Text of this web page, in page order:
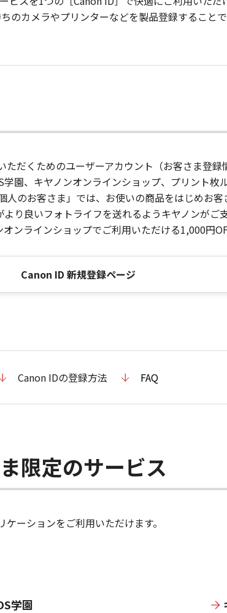
のカメラやプリンターなどを製品登録すること
ただくためのユーザーアカウント（お客さま登
園、キヤノンオンラインショップ、プリント
のお客さま」では、お使いの商品をはじめお
り良いフォトライフを送れるようキヤノンがご
ンラインショップでご利用いただける1,000円
Canon ID 新規登録ページ
Canon IDの登録方法 FAQ
限定のサービス
ーションをご利用いただけます。
学園